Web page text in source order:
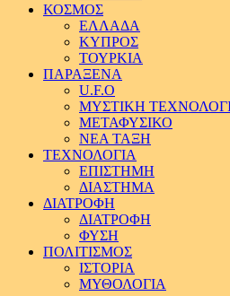
ΚΟΣΜΟΣ
ΕΛΛΑΔΑ
ΚΥΠΡΟΣ
ΤΟΥΡΚΙΑ
ΠΑΡΑΞΕΝΑ
U.F.O
ΜΥΣΤΙΚΗ
ΜΕΤΑΦΥΣΙΚΟ
ΝΕΑ ΤΑΞΗ
ΤΕΧΝΟΛΟΓΙΑ
ΕΠΙΣΤΗΜΗ
ΔΙΑΣΤΗΜΑ
ΔΙΑΤΡΟΦΗ
ΔΙΑΤΡΟΦΗ
ΦΥΣΗ
ΠΟΛΙΤΙΣΜΟΣ
ΙΣΤΟΡΙΑ
ΜΥΘΟΛΟΓΙΑ